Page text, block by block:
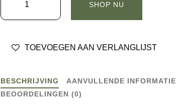
HOODIE
DIRAC
KNIT
SHOP NU
TOEVOEGEN AAN VERLANGLIJST
BESCHRIJVING
AANVULLENDE INFORMATIE
BEOORDELINGEN (0)